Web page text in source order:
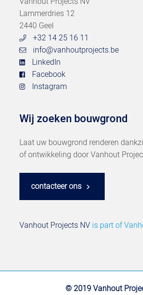
Lammerdries 12
2440 Geel
+32 14 25 16 11
info@vanhoutprojects.be
LinkedIn
Facebook
Instagram
Wij zoeken bouwgrond
Laat uw bouwgrond renderen
of ontwikkeling door Vanhout
contacteer ons
Vanhout Projects NV is part of
© 2019 Vanhout